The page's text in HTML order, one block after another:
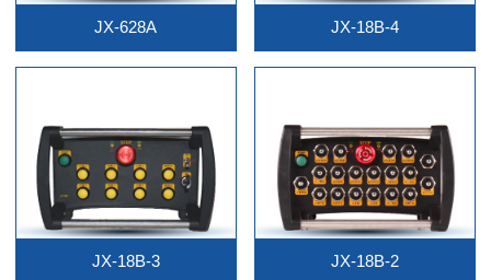
JX-628A JX-18B-4
JX-18B-3 JX-18B-2